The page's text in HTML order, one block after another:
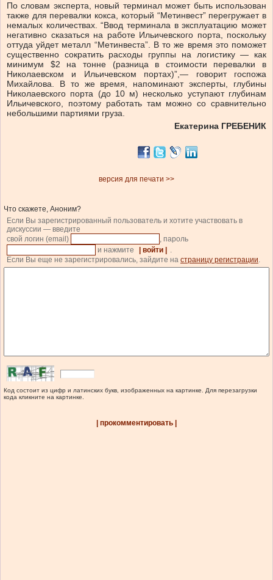
По словам эксперта, новый терминал может быть использован
также для перевалки кокса, который “Метинвест” перегружает в
немалых количествах. “Ввод терминала в эксплуатацию может
негативно сказаться на работе Ильичевского порта, поскольку
оттуда уйдет металл “Метинвеста”. В то же время это поможет
существенно сократить расходы группы на логистику — как
минимум $2 на тонне (разница в стоимости перевалки в
Николаевском и Ильичевском портах)”,— говорит госпожа
Михайлова. В то же время, напоминают эксперты, глубины
Николаевского порта (до 10 м) несколько уступают глубинам
Ильичевского, поэтому работать там можно со сравнительно
небольшими партиями груза.
Екатерина ГРЕБЕНИК
версия для печати >>
Что скажете, Аноним?
Если Вы зарегистрированный пользователь и хотите участвовать в
дискуссии — введите
свой логин (email)
, пароль
и нажмите
| войти |
.
Если Вы еще не зарегистрировались, зайдите на страницу регистрации.
Код состоит из цифр и латинских букв, изображенных на картинке. Для перезагрузки
кода кликните на картинке.
| прокомментировать |